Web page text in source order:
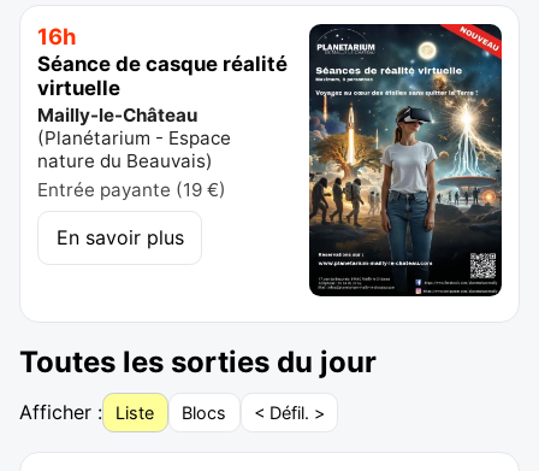
16h
Séance de casque réalité
virtuelle
Mailly-le-Château
(Planétarium - Espace
nature du Beauvais)
Entrée payante (19 €)
En savoir plus
Toutes les sorties du jour
Afficher : Liste Blocs < Défil. >